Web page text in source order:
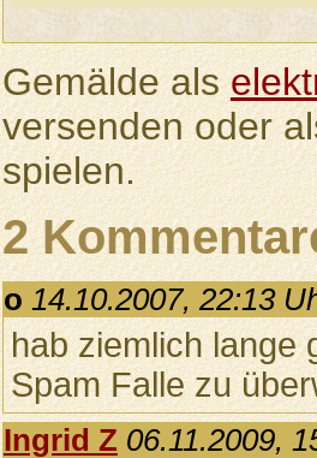
Gemälde als
versenden oder
spielen.
2
o 14.10.2007, 22:13
hab ziemlich lange
Spam Falle zu
Ingrid Z 06.11.2009,